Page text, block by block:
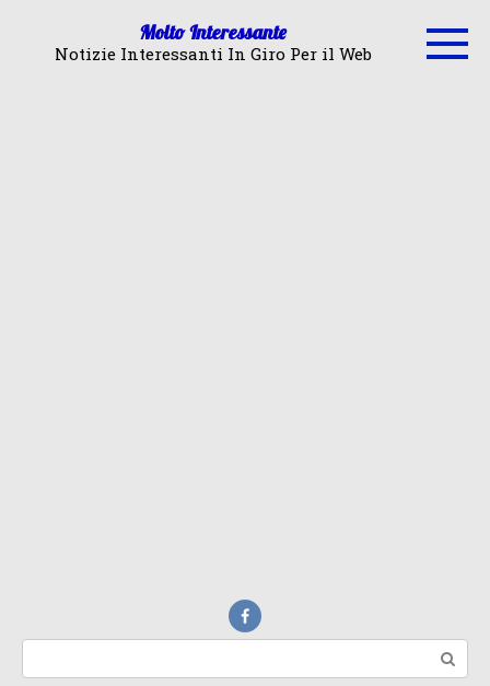
Molto Interessante
Notizie Interessanti In Giro Per il Web